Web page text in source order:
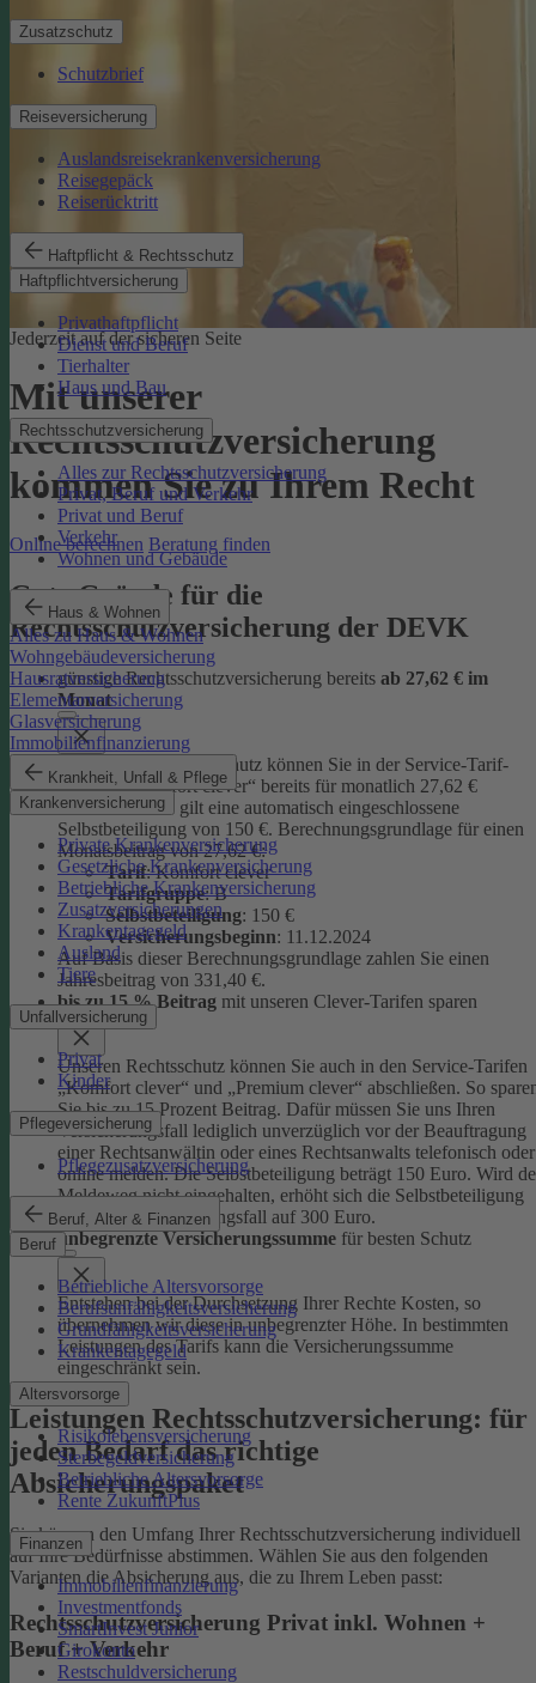
Zusatzschutz
Schutzbrief
Reiseversicherung
Auslandsreisekrankenversicherung
Reisegepäck
Reiserücktritt
Haftpflicht & Rechtsschutz
Haftpflichtversicherung
Privathaftpflicht
Dienst und Beruf
Tierhalter
Haus und Bau
Rechtsschutzversicherung
Alles zur Rechtsschutzversicherung
Privat, Beruf und Verkehr
Privat und Beruf
Verkehr
Wohnen und Gebäude
Haus & Wohnen
Alles zu Haus & Wohnen
Wohngebäudeversicherung
Hausratversicherung
Elementarversicherung
Glasversicherung
Immobilienfinanzierung
Krankheit, Unfall & Pflege
Krankenversicherung
Private Krankenversicherung
Gesetzliche Krankenversicherung
Betriebliche Krankenversicherung
Zusatzversicherungen
Krankentagegeld
Ausland
Tiere
Unfallversicherung
Privat
Kinder
Pflegeversicherung
Pflegezusatzversicherung
Beruf, Alter & Finanzen
Beruf
Betriebliche Altersvorsorge
Berufsunfähigkeitsversicherung
Grundfähigkeitsversicherung
Krankentagegeld
Altersvorsorge
Risikolebensversicherung
Sterbegeldversicherung
Betriebliche Altersvorsorge
Rente ZukunftPlus
Finanzen
Immobilienfinanzierung
Investmentfonds
SmartInvest Junior
Girokonto
Restschuldversicherung
Jederzeit auf der sicheren Seite
Mit unserer
Rechtsschutzversicherung
kommen Sie zu Ihrem Recht
Online berechnen Beratung finden
Gute Gründe für die
Rechtsschutzversicherung der DEVK
günstige Rechtsschutzversicherung bereits ab 27,62 € im
Monat
Unseren Privatrechtsschutz können Sie in der Service-Tarif-
Variante „Komfort clever“ bereits für monatlich 27,62 €
abschließen. Es gilt eine automatisch eingeschlossene
Selbstbeteiligung von 150 €. Berechnungsgrundlage für einen
Monatsbeitrag von 27,62 €:
Tarif: Komfort clever
Tarifgruppe: B
Selbstbeteiligung: 150 €
Versicherungsbeginn: 11.12.2024
Auf Basis dieser Berechnungsgrundlage zahlen Sie einen
Jahresbeitrag von 331,40 €.
bis zu 15 % Beitrag mit unseren Clever-Tarifen sparen
Unseren Rechtsschutz können Sie auch in den Service-Tarifen
„Komfort clever“ und „Premium clever“ abschließen. So
Sie bis zu 15 Prozent Beitrag. Dafür müssen Sie uns Ihren
Versicherungsfall lediglich unverzüglich vor der Beauftragung
einer Rechtsanwältin oder eines Rechtsanwalts telefonisch oder
online melden. Die Selbstbeteiligung beträgt 150 Euro. Wird
Meldeweg nicht eingehalten, erhöht sich die Selbstbeteiligung
für diesen Versicherungsfall auf 300 Euro.
unbegrenzte Versicherungssumme für besten Schutz
Entstehen bei der Durchsetzung Ihrer Rechte Kosten, so
übernehmen wir diese in unbegrenzter Höhe. In bestimmten
Leistungen des Tarifs kann die Versicherungssumme
eingeschränkt sein.
Leistungen Rechtsschutzversicherung: für
jeden Bedarf das richtige
Absicherungspaket
Sie können den Umfang Ihrer Rechtsschutzversicherung individuell
auf Ihre Bedürfnisse abstimmen. Wählen Sie aus den folgenden
Varianten die Absicherung aus, die zu Ihrem Leben passt:
Rechtsschutzversicherung Privat inkl. Wohnen +
Beruf + Verkehr